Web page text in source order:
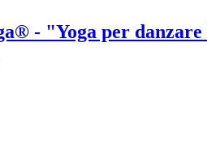
- "Yoga per